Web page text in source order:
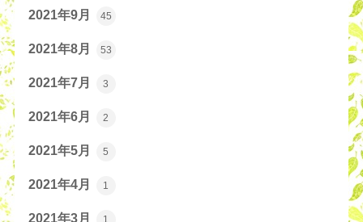
2021年9月 45
2021年8月 53
2021年7月 3
2021年6月 2
2021年5月 5
2021年4月 1
2021年3月 1